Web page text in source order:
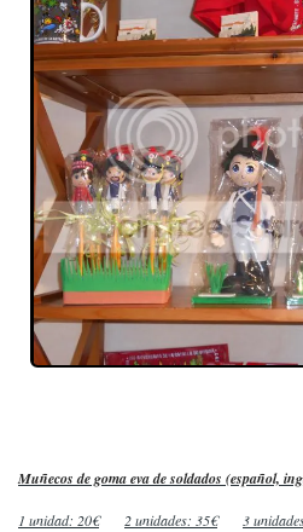
Muñecos de goma eva de soldados (español,
1 unidad: 20€ 2 unidades: 35€ 3